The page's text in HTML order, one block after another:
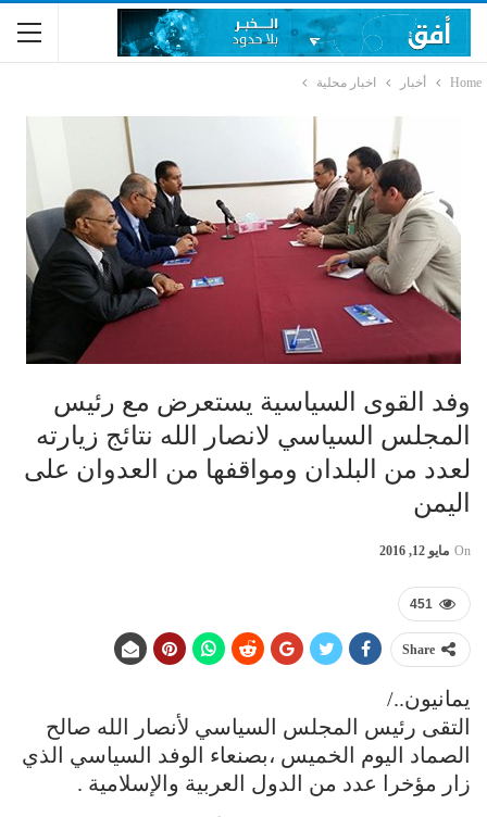
Home أخبار اخبار محلية
وفد القوى السياسية يستعرض مع رئيس
المجلس السياسي لانصار الله نتائج زيارته
لعدد من البلدان ومواقفها من العدوان على
اليمن
On مايو 12, 2016
451
Share
يمانيون../
التقى رئيس المجلس السياسي لأنصار الله صالح
الصماد اليوم الخميس ،بصنعاء الوفد السياسي الذي
زار مؤخرا عدد من الدول العربية والإسلامية .